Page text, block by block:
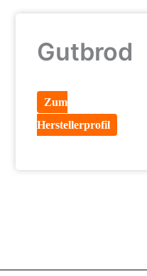
Gutbrod
Zum
Herstellerprofil